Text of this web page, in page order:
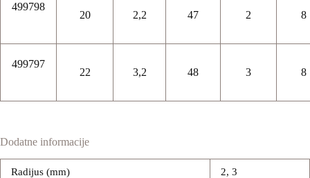
499798
20 2,2 47 2 8
499797
22 3,2 48 3 8
Dodatne informacije
Radijus (mm) 2, 3